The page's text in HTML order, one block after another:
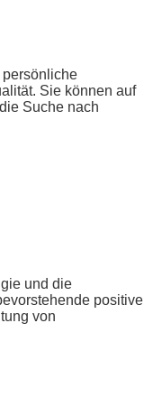
Sie können auf
Suche nach
und die
positive
von